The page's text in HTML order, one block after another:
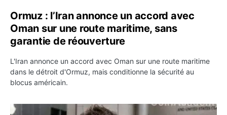
Ormuz : l’Iran annonce un accord avec
Oman sur une route maritime, sans
garantie de réouverture
L'Iran annonce un accord avec Oman sur une route maritime
dans le détroit d'Ormuz, mais conditionne la sécurité au
blocus américain.
OpenAI demande le rejet de la plainte d’Apple et